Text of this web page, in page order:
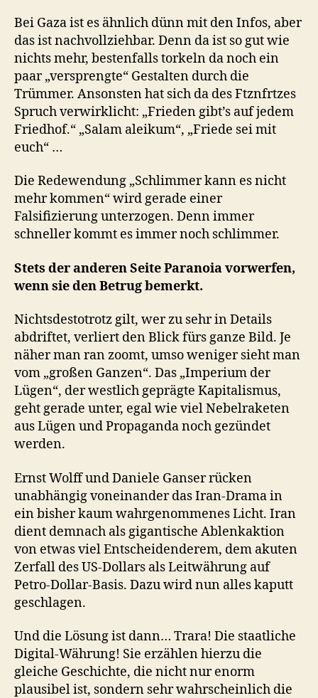
Bei Gaza ist es ähnlich dünn mit den Infos, aber
das ist nachvollziehbar. Denn da ist so gut wie
nichts mehr, bestenfalls torkeln da noch ein
paar „versprengte“ Gestalten durch die
Trümmer. Ansonsten hat sich da des Ftznfrtzes
Spruch verwirklicht: „Frieden gibt’s auf jedem
Friedhof.“ „Salam aleikum“, „Friede sei mit
euch“ …
Die Redewendung „Schlimmer kann es nicht
mehr kommen“ wird gerade einer
Falsifizierung unterzogen. Denn immer
schneller kommt es immer noch schlimmer.
Stets der anderen Seite Paranoia vorwerfen,
wenn sie den Betrug bemerkt.
Nichtsdestotrotz gilt, wer zu sehr in Details
abdriftet, verliert den Blick fürs ganze Bild. Je
näher man ran zoomt, umso weniger sieht man
vom „großen Ganzen“. Das „Imperium der
Lügen“, der westlich geprägte Kapitalismus,
geht gerade unter, egal wie viel Nebelraketen
aus Lügen und Propaganda noch gezündet
werden.
Ernst Wolff und Daniele Ganser rücken
unabhängig voneinander das Iran-Drama in
ein bisher kaum wahrgenommenes Licht. Iran
dient demnach als gigantische Ablenkaktion
von etwas viel Entscheidenderem, dem akuten
Zerfall des US-Dollars als Leitwährung auf
Petro-Dollar-Basis. Dazu wird nun alles kaputt
geschlagen.
Und die Lösung ist dann… Trara! Die staatliche
Digital-Währung! Sie erzählen hierzu die
gleiche Geschichte, die nicht nur enorm
plausibel ist, sondern sehr wahrscheinlich die